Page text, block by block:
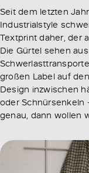
Seit dem letzten
Industrialstyle
Textprint daher, der
Die Gürtel sehen
großen Label auf
Design inzwischen
oder Schnürsenkeln
genau, dann wollen